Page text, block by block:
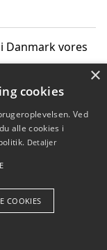
Danmark vores
vores
×
cookies
Ved
alle cookies i
Detaljer
COOKIES